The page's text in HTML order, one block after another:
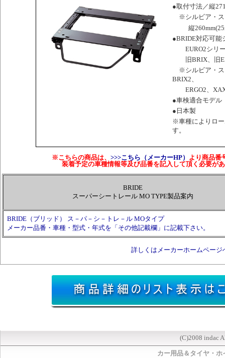
●取付寸法／縦
※シルビア・ス
縦
●BRIDE対応可能
EURO2シリー
旧BRIX、旧
※シルビア・ス
BRIX2、
ERGO2、
●車検適合モデル
●日本製
※車種によりロ
す。
※こちらの商品は、 >>>こちら（メーカーHP） より商品番
装着予定の車種情報等及び品番を記入して頂く必要があ
BRIDE
スーパーシートレール MO TYPE製品案内
BRIDE（ブリッド） ス－パ－シ－トレ－ル MOタイプ
メーカー品番・車種・型式・年式を「その他記載欄」に記載下さい。
詳しくはメーカーホームページ
(C)2008 indac
カー用品＆タイヤ・